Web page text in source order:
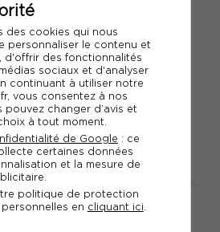
des cookies qui nous
personnaliser le contenu et
d'offrir des fonctionnalités
sociaux et d'analyser
continuant à utiliser notre
vous consentez à nos
pouvez changer d’avis et
à tout moment.
de Google : ce
certaines données
et la mesure de
politique de protection
en cliquant ici
Réf. 10286
et RGPD : protéger et
de l'entreprise
européenne
distance